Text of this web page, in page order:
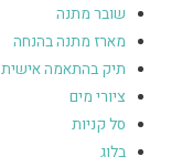
שובר מתנה
מארז מתנה בהנחה
תיק בהתאמה אישית
ציורי מים
סל קניות
בלוג